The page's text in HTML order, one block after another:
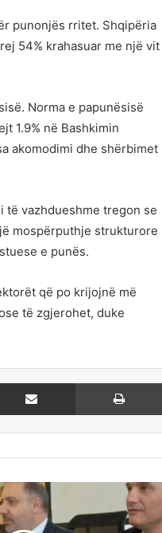
punonjës rritet. Shqipëria
54% krahasuar me një vit
Norma e papunësisë
1.9% në Bashkimin
akomodimi dhe shërbimet
të vazhdueshme tregon se
mospërputhje strukturore
e punës.
që po krijojnë më
të zgjerohet, duke
Share via Email